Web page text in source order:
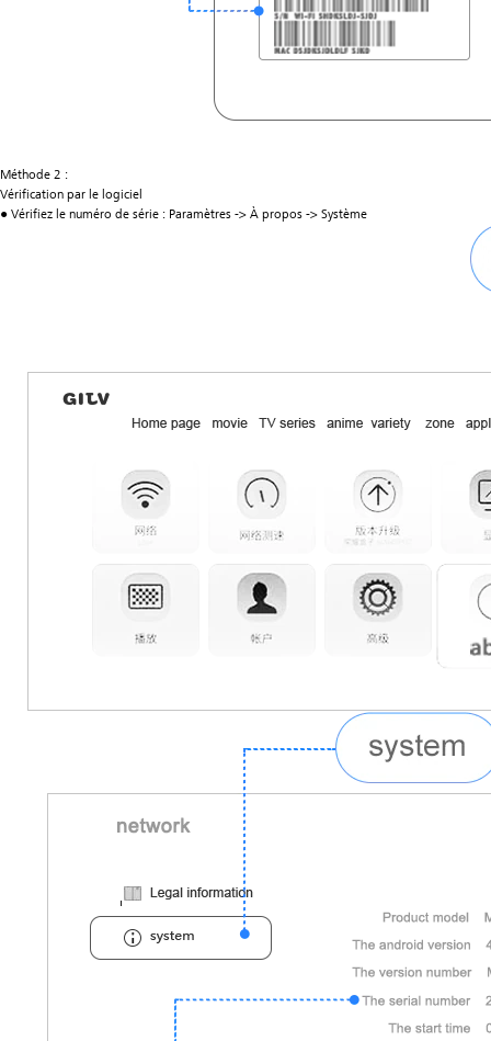
Méthode 2 :
Vérification par le logiciel
● Vérifiez le numéro de série : Paramètres -> À propos -> Système